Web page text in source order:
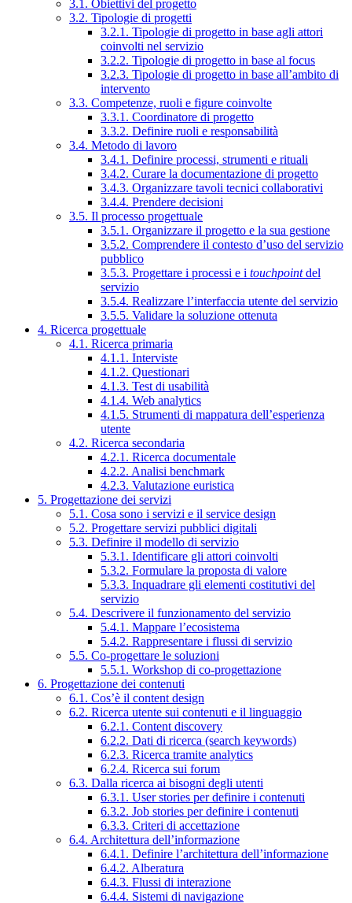
3.1. Obiettivi del progetto
3.2. Tipologie di progetti
3.2.1. Tipologie di progetto in base agli attori
coinvolti nel servizio
3.2.2. Tipologie di progetto in base al focus
3.2.3. Tipologie di progetto in base all’ambito di
intervento
3.3. Competenze, ruoli e figure coinvolte
3.3.1. Coordinatore di progetto
3.3.2. Definire ruoli e responsabilità
3.4. Metodo di lavoro
3.4.1. Definire processi, strumenti e rituali
3.4.2. Curare la documentazione di progetto
3.4.3. Organizzare tavoli tecnici collaborativi
3.4.4. Prendere decisioni
3.5. Il processo progettuale
3.5.1. Organizzare il progetto e la sua gestione
3.5.2. Comprendere il contesto d’uso del servizio
pubblico
3.5.3. Progettare i processi e i touchpointdel
servizio
3.5.4. Realizzare l’interfaccia utente del servizio
3.5.5. Validare la soluzione ottenuta
4. Ricerca progettuale
4.1. Ricerca primaria
4.1.1. Interviste
4.1.2. Questionari
4.1.3. Test di usabilità
4.1.4. Web analytics
4.1.5. Strumenti di mappatura dell’esperienza
utente
4.2. Ricerca secondaria
4.2.1. Ricerca documentale
4.2.2. Analisi benchmark
4.2.3. Valutazione euristica
5. Progettazione dei servizi
5.1. Cosa sono i servizi e il service design
5.2. Progettare servizi pubblici digitali
5.3. Definire il modello di servizio
5.3.1. Identificare gli attori coinvolti
5.3.2. Formulare la proposta di valore
5.3.3. Inquadrare gli elementi costitutivi del
servizio
5.4. Descrivere il funzionamento del servizio
5.4.1. Mappare l’ecosistema
5.4.2. Rappresentare i flussi di servizio
5.5. Co-progettare le soluzioni
5.5.1. Workshop di co-progettazione
6. Progettazione dei contenuti
6.1. Cos’è il content design
6.2. Ricerca utente sui contenuti e il linguaggio
6.2.1. Content discovery
6.2.2. Dati di ricerca (search keywords)
6.2.3. Ricerca tramite analytics
6.2.4. Ricerca sui forum
6.3. Dalla ricerca ai bisogni degli utenti
6.3.1. User stories per definire i contenuti
6.3.2. Job stories per definire i contenuti
6.3.3. Criteri di accettazione
6.4. Architettura dell’informazione
6.4.1. Definire l’architettura dell’informazione
6.4.2. Alberatura
6.4.3. Flussi di interazione
6.4.4. Sistemi di navigazione